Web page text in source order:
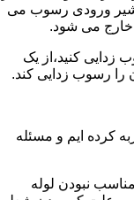
ورودی رسوب می
خارج می شود.
زدایی کنید،از یک
را رسوب زدایی کند.
کرده ایم و مسئله
نبودن لوله